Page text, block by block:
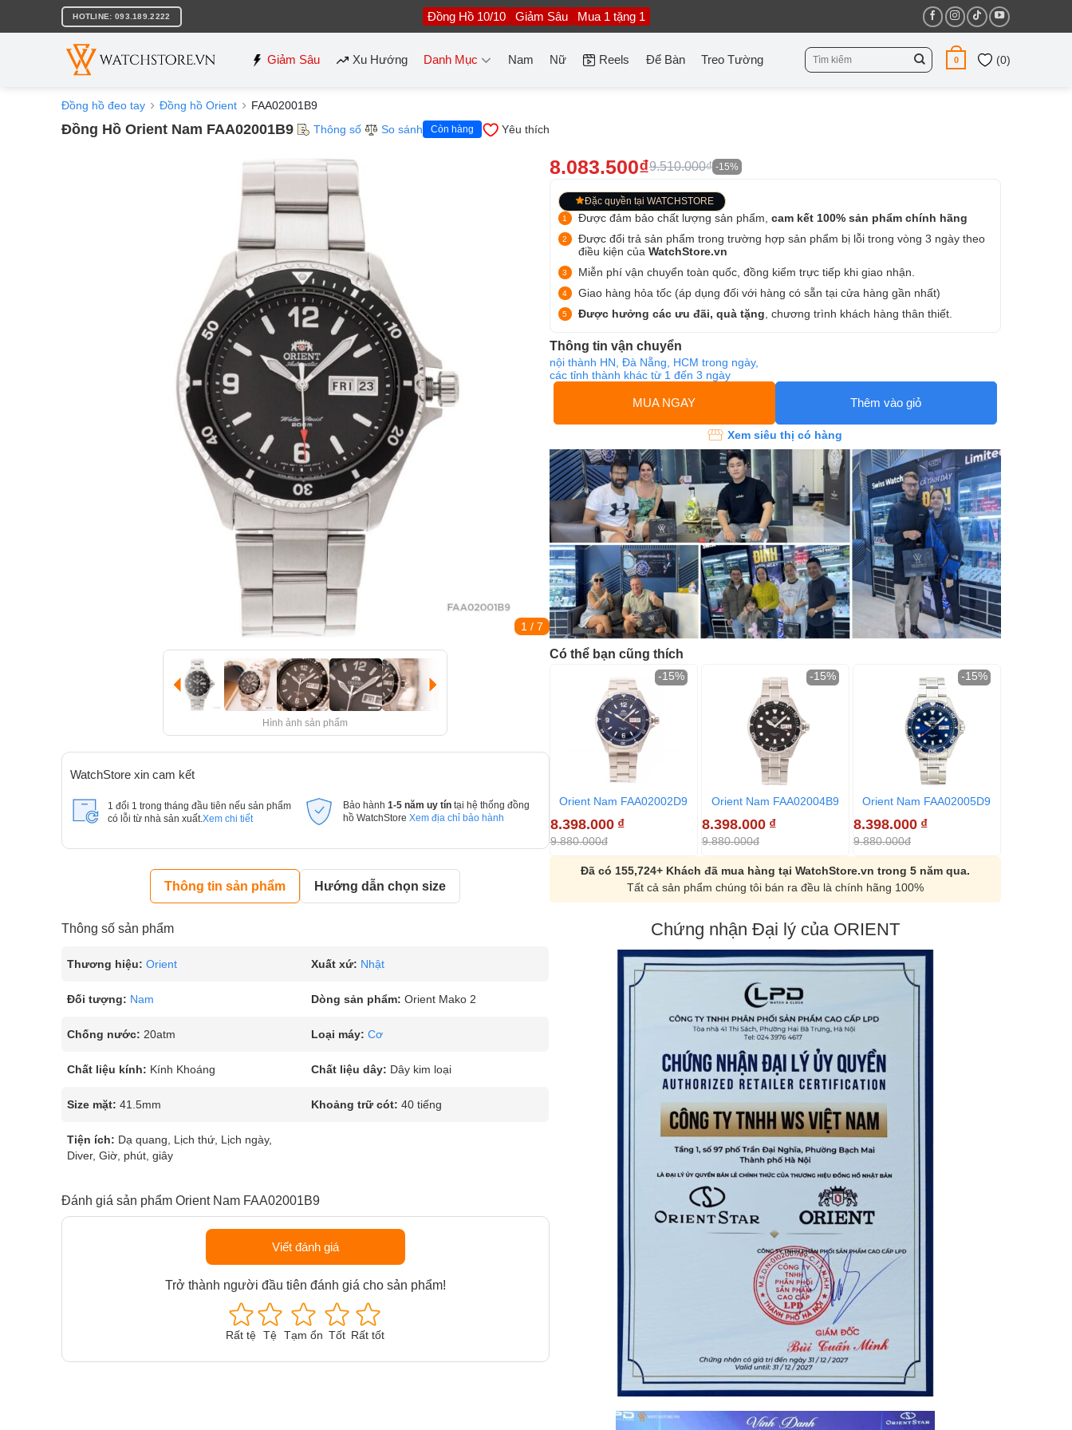
nội
HOTLINE: 093.189.2222 Đồng Hồ 10/10 Giảm Sâu Mua 1 tặng 1
Giảm Sâu Xu Hướng Danh Mục Nam Nữ Reels Để Bàn Treo Tường
Tìm
kiếm:
0 (0)
Đồng hồ đeo tay Đồng hồ Orient FAA02001B9
Đồng Hồ Orient Nam FAA02001B9 Thông số So sánh Còn hàng Yêu thích
1 / 7
Hình ảnh sản phẩm
WatchStore xin cam kết
1 đổi 1 trong tháng đầu tiên nếu sản phẩm
có lỗi từ nhà sản xuất. Xem chi tiết
Bảo hành 1-5 năm uy tín tại hệ thống đồng
hồ WatchStore Xem địa chỉ bảo hành
Thông tin sản phẩm Hướng dẫn chọn size
Thông số sản phẩm
Thương hiệu: Orient Xuất xứ: Nhật
Đối tượng: Nam Dòng sản phẩm: Orient Mako 2
Chống nước: 20atm Loại máy: Cơ
Chất liệu kính: Kính Khoáng Chất liệu dây: Dây kim loại
Size mặt: 41.5mm Khoảng trữ cót: 40 tiếng
Tiện ích: Dạ quang, Lịch thứ, Lịch ngày,
Diver, Giờ, phút, giây
Đánh giá sản phẩm Orient Nam FAA02001B9
Viết đánh giá
Trở thành người đầu tiên đánh giá cho sản phẩm!
Rất tệ Tệ Tạm ổn Tốt Rất tốt
8.083.500₫9.510.000₫ -15%
Đặc quyền tại WATCHSTORE
Được đảm bảo chất lượng sản phẩm, cam kết 100% sản phẩm chính hãng
Được đổi trả sản phẩm trong trường hợp sản phẩm bị lỗi trong vòng 3 ngày theo
điều kiện của WatchStore.vn
Miễn phí vận chuyển toàn quốc, đồng kiểm trực tiếp khi giao nhận.
Giao hàng hỏa tốc (áp dụng đối với hàng có sẵn tại cửa hàng gần nhất)
Được hưởng các ưu đãi, quà tặng , chương trình khách hàng thân thiết.
Thông tin vận chuyển
nội thành HN, Đà Nẵng, HCM trong ngày,
các tỉnh thành khác từ 1 đến 3 ngày
MUA NGAY Thêm vào giỏ
Xem siêu thị có hàng
Có thể bạn cũng thích
Orient Nam FAA02002D9
8.398.000 ₫
9.880.000đ
-15%
Orient Nam FAA02004B9
8.398.000 ₫
9.880.000đ
-15%
Orient Nam FAA02005D9
8.398.000 ₫
9.880.000đ
-15%
Đã có 155,724+ Khách đã mua hàng tại WatchStore.vn trong 5 năm qua.
Tất cả sản phẩm chúng tôi bán ra đều là chính hãng 100%
Chứng nhận Đại lý của ORIENT